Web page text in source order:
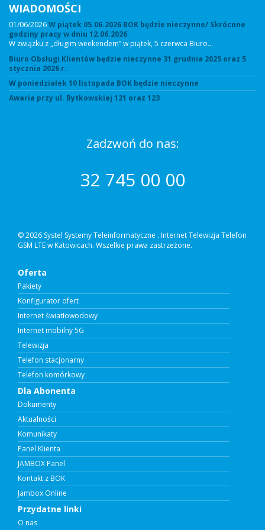
WIADOMOŚCI
01/06/2026W piątek 05.06.2026 BOK będzie nieczynne/ Skrócone
godziny pracy w dniu 12.06.2026
W związku z „długim weekendem” w piątek, 5 czerwca Biuro…
Biuro Obsługi Klientów będzie nieczynne 31 grudnia 2025 oraz 5
stycznia 2026 r.
W poniedziałek 10 listopada BOK będzie nieczynne
Awaria przy ul. Bytkowskiej 121 oraz 123
Zadzwoń do nas:
32 745 00 00
© 2026 Systel Systemy Teleinformatyczne . Internet Telewizja Telefon
GSM LTE w Katowicach. Wszelkie prawa zastrzeżone.
Oferta
Pakiety
Konfigurator ofert
Internet światłowodowy
Internet mobilny 5G
Telewizja
Telefon stacjonarny
Telefon komórkowy
Dla Abonenta
Dokumenty
Aktualności
Komunikaty
Panel Klienta
JAMBOX Panel
Kontakt z BOK
Jambox Online
Przydatne linki
O nas